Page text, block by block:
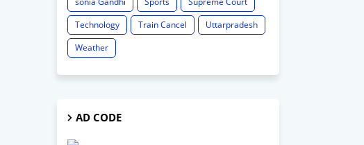
Technology
Train Cancel
Uttarpradesh
Weather
AD CODE